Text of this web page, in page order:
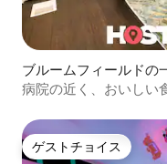
ブルームフィールドの
病院の近く、おいしい
ゲストチョイス
ゲストチョイス